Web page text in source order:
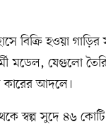
বিক্রি হওয়া
মডেল, যেগুলো
কারের আদলে।
স্বল্প সুদে ৪৬